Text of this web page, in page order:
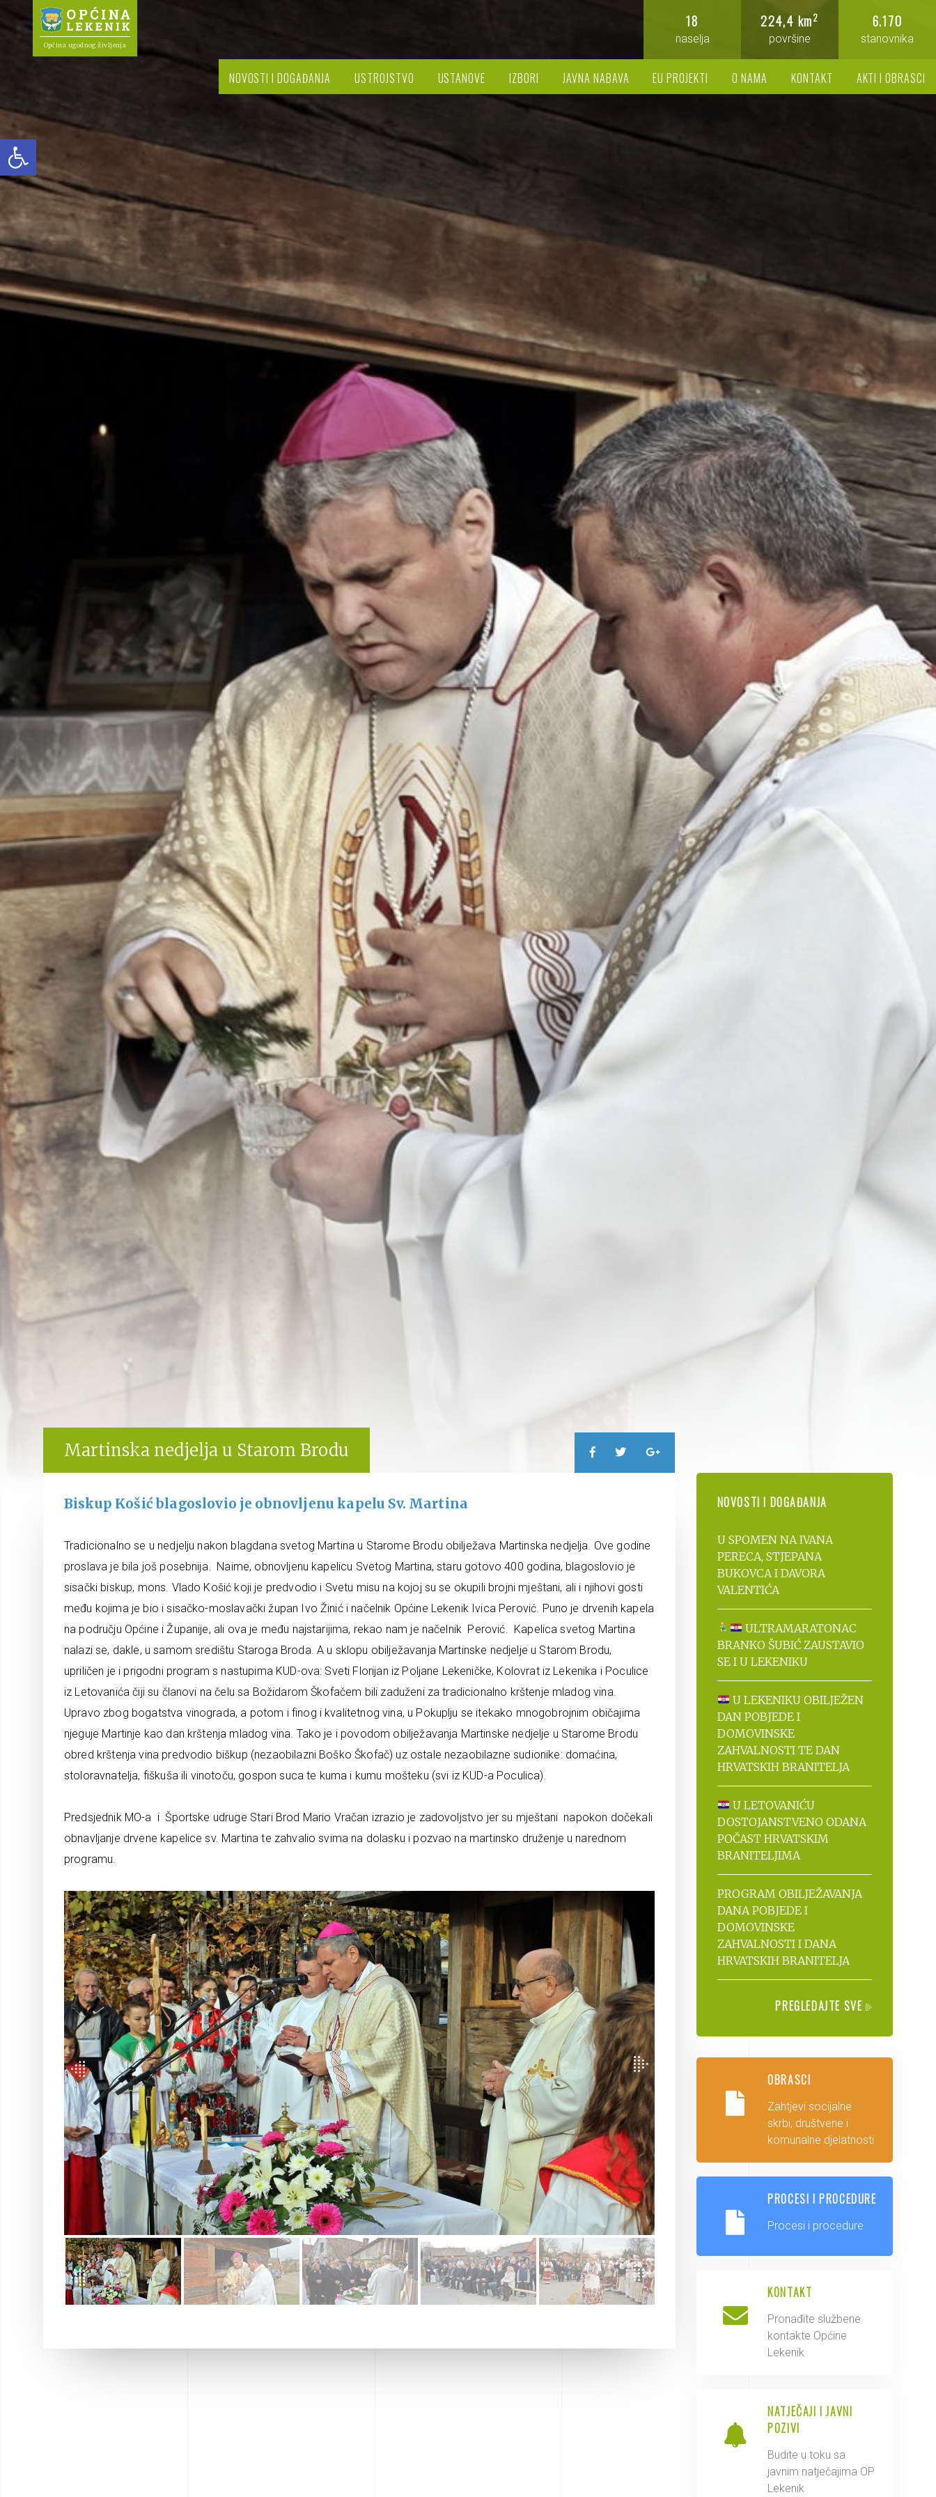
Open toolbar
Općina ugodnog življenja
6.170
stanovnika
224,4 km2
površine
18
naselja
NOVOSTI I DOGAĐANJA USTROJSTVO USTANOVE IZBORI JAVNA NABAVA EU PROJEKTI O NAMA KONTAKT AKTI I OBRASCI
Martinska nedjelja u Starom Brodu
Biskup Košić blagoslovio je obnovljenu kapelu Sv. Martina
Tradicionalno se u nedjelju nakon blagdana svetog Martina u Starome Brodu obilježava Martinska nedjelja. Ove godine
proslava je bila još posebnija. Naime, obnovljenu kapelicu Svetog Martina, staru gotovo 400 godina, blagoslovio je
sisački biskup, mons. Vlado Košić koji je predvodio i Svetu misu na kojoj su se okupili brojni mještani, ali i njihovi gosti
među kojima je bio i sisačko-moslavački župan Ivo Žinić i načelnik Općine Lekenik Ivica Perović. Puno je drvenih kapela
na području Općine i Županije, ali ova je među najstarijima, rekao nam je načelnik Perović. Kapelica svetog Martina
nalazi se, dakle, u samom središtu Staroga Broda. A u sklopu obilježavanja Martinske nedjelje u Starom Brodu,
upriličen je i prigodni program s nastupima KUD-ova: Sveti Florijan iz Poljane Lekeničke, Kolovrat iz Lekenika i Poculice
iz Letovanića čiji su članovi na čelu sa Božidarom Škofačem bili zaduženi za tradicionalno krštenje mladog vina.
Upravo zbog bogatstva vinograda, a potom i finog i kvalitetnog vina, u Pokuplju se itekako mnogobrojnim običajima
njeguje Martinje kao dan krštenja mladog vina. Tako je i povodom obilježavanja Martinske nedjelje u Starome Brodu
obred krštenja vina predvodio biškup (nezaobilazni Boško Škofač) uz ostale nezaobilazne sudionike: domaćina,
stoloravnatelja, fiškuša ili vinotoču, gospon suca te kuma i kumu mošteku (svi iz KUD-a Poculica).
Predsjednik MO-a i Športske udruge Stari Brod Mario Vračan izrazio je zadovoljstvo jer su mještani napokon dočekali
obnavljanje drvene kapelice sv. Martina te zahvalio svima na dolasku i pozvao na martinsko druženje u narednom
programu.
NOVOSTI I DOGAĐANJA
U SPOMEN NA IVANA
PERECA, STJEPANA
BUKOVCA I DAVORA
VALENTIĆA
ULTRAMARATONAC
BRANKO ŠUBIĆ ZAUSTAVIO
SE I U LEKENIKU
U LEKENIKU OBILJEŽEN
DAN POBJEDE I
DOMOVINSKE
ZAHVALNOSTI TE DAN
HRVATSKIH BRANITELJA
U LETOVANIĆU
DOSTOJANSTVENO ODANA
POČAST HRVATSKIM
BRANITELJIMA
PROGRAM OBILJEŽAVANJA
DANA POBJEDE I
DOMOVINSKE
ZAHVALNOSTI I DANA
HRVATSKIH BRANITELJA
PREGLEDAJTE SVE
OBRASCI
Zahtjevi socijalne
skrbi, društvene i
komunalne djelatnosti
PROCESI I PROCEDURE
Procesi i procedure
KONTAKT
Pronađite službene
kontakte Općine
Lekenik
NATJEČAJI I JAVNI
POZIVI
Budite u toku sa
javnim natječajima OP
Lekenik